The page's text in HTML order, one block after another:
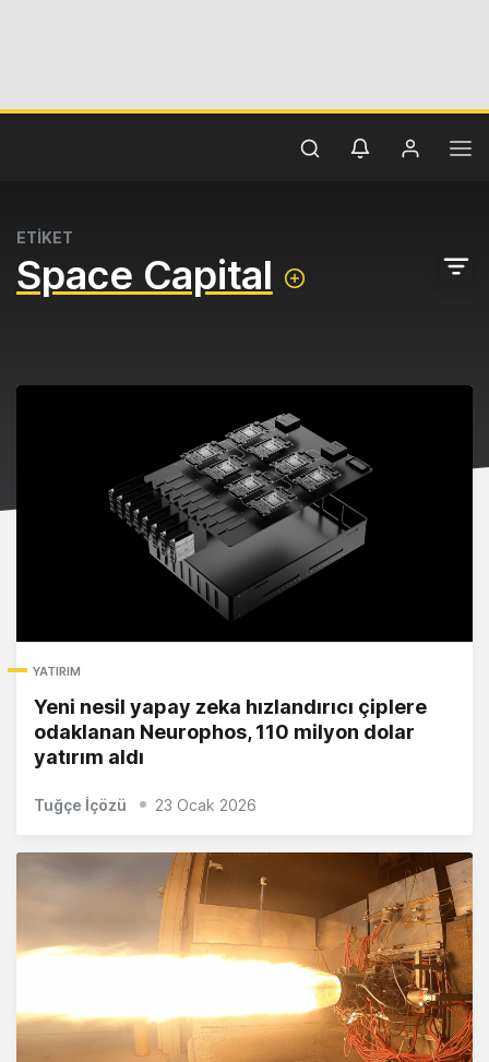
ETİKET
Space Capital
YATIRIM
Yeni nesil yapay zeka hızlandırıcı çiplere
odaklanan Neurophos, 110 milyon dolar
yatırım aldı
Tuğçe İçözü 23 Ocak 2026